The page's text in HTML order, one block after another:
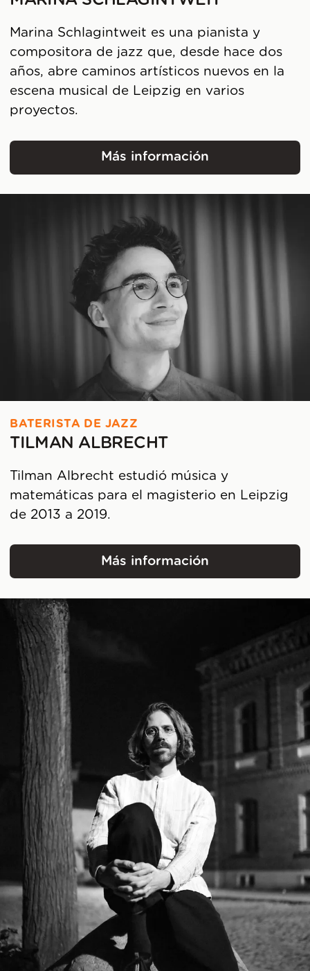
Marina Schlagintweit es una pianista y
compositora de jazz que, desde hace dos
años, abre caminos artísticos nuevos en la
escena musical de Leipzig en varios
proyectos.
Más información
BATERISTA DE JAZZ
TILMAN ALBRECHT
Tilman Albrecht estudió música y
matemáticas para el magisterio en Leipzig
de 2013 a 2019.
Más información